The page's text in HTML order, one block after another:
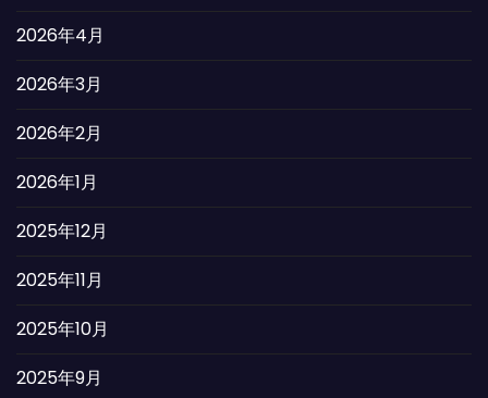
2026年4月
2026年3月
2026年2月
2026年1月
2025年12月
2025年11月
2025年10月
2025年9月